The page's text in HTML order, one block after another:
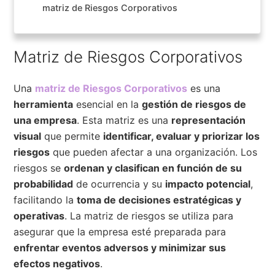
matriz de Riesgos Corporativos
Matriz de Riesgos Corporativos
Una matriz de Riesgos Corporativos es una
herramienta esencial en lagestión de riesgos de
una empresa. Esta matriz es una representación
visual que permite identificar, evaluar y priorizar los
riesgos que pueden afectar a una organización. Los
riesgos seordenan y clasifican en función de su
probabilidad de ocurrencia y su impacto potencial,
facilitando latoma de decisiones estratégicas y
operativas. La matriz de riesgos se utiliza para
asegurar que la empresa esté preparada para
enfrentar eventos adversos y minimizar sus
efectos negativos.